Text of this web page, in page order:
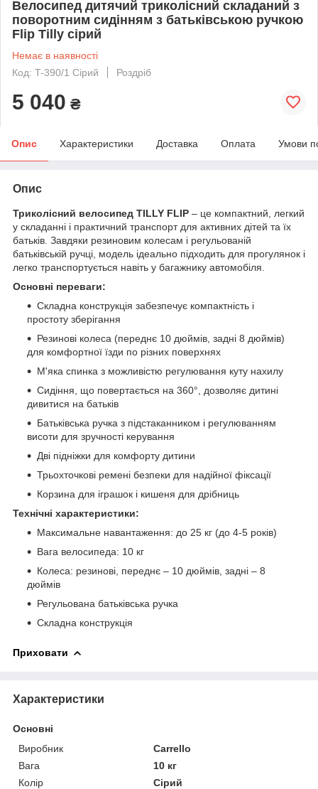
Велосипед дитячий триколісний складаний з
поворотним сидінням з батьківською ручкою
Flip Tilly сірий
Немає в наявності
Код: T-390/1 Сірий
Роздріб
5 040 ₴
Опис Характеристики Доставка Оплата Умови
Опис
Триколісний велосипед TILLY FLIP – це компактний, легкий
у складанні і практичний транспорт для активних дітей та їх
батьків. Завдяки резиновим колесам і регульованій
батьківській ручці, модель ідеально підходить для прогулянок і
легко транспортується навіть у багажнику автомобіля.
Основні переваги:
Складна конструкція забезпечує компактність і
простоту зберігання
Резинові колеса (переднє 10 дюймів, задні 8 дюймів)
для комфортної їзди по різних поверхнях
М'яка спинка з можливістю регулювання куту нахилу
Сидіння, що повертається на 360°, дозволяє дитині
дивитися на батьків
Батьківська ручка з підстаканником і регулюванням
висоти для зручності керування
Дві підніжки для комфорту дитини
Трьохточкові ремені безпеки для надійної фіксації
Корзина для іграшок і кишеня для дрібниць
Технічні характеристики:
Максимальне навантаження: до 25 кг (до 4-5 років)
Вага велосипеда: 10 кг
Колеса: резинові, переднє – 10 дюймів, задні – 8
дюймів
Регульована батьківська ручка
Складна конструкція
Приховати
Характеристики
Основні
Виробник
Carrello
Вага
10 кг
Колір
Сірий